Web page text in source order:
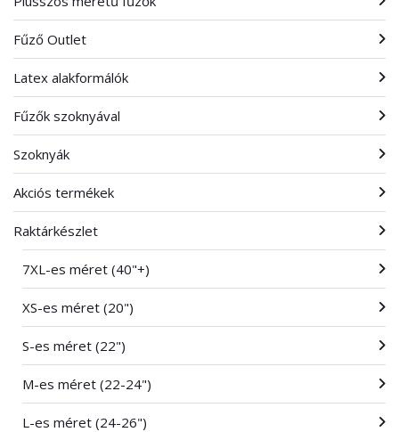
Fűző Outlet
Latex alakformálók
Fűzők szoknyával
Szoknyák
Akciós termékek
Raktárkészlet
7XL-es méret (40"+)
XS-es méret (20")
S-es méret (22")
M-es méret (22-24")
L-es méret (24-26")